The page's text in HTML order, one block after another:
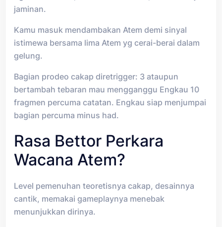
jaminan.
Kamu masuk mendambakan Atem demi sinyal
istimewa bersama lima Atem yg cerai-berai dalam
gelung.
Bagian prodeo cakap diretrigger: 3 ataupun
bertambah tebaran mau mengganggu Engkau 10
fragmen percuma catatan. Engkau siap menjumpai
bagian percuma minus had.
Rasa Bettor Perkara
Wacana Atem?
Level pemenuhan teoretisnya cakap, desainnya
cantik, memakai gameplaynya menebak
menunjukkan dirinya.